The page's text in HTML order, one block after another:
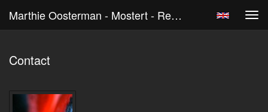
Marthie Oosterman - Mostert - Reageer
Contact